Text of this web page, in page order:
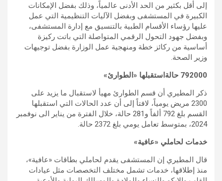
إلى أقل بكثير من الحد الأدنى عالمياً، وذلك بفضل الإمكانات
الكبيرة في المستشفى وبفضل الآليات التنظيمية التي عمل
عليها رؤساء الأقسام الطبية بالتنسيق مع إدارة المستشفى،
وبفضل جهود التحول الرقمي المتواصلة التي باتت ركيزة
أساسية من ركائز خطة ومنهجية عمل الوزارة بفضل توجيهات
وزير الصحة.
792000 حالةاستقبلها «الطوارئ»
ذكر المطيري أن قسم الطوارئ مهيأ لاستقبال ما يزيد على
2300 مريض يومياً، لافتاً إلى أن عدد الحالات التي استقبلها
القسم بلغ 792 ألفاً و281 حالة، خلال الفترة من يناير الى نوفمبر
2024، بمتوسط تعامل يومي بلغ 2372 حالة.
خدمات لحاملي «عافية»
قال المطيري إن المستشفى يقدم لحاملي بطاقات «عافية»،
منذ إطلاقها، خدمات تشمل مختلف التخصصات مثل عيادات